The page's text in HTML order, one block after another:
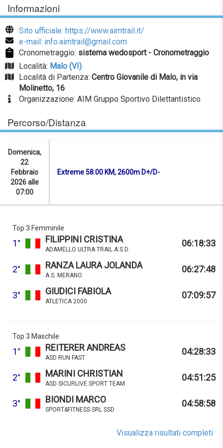
Informazioni
Sito ufficiale: https://www.aimtrail.it/
e-mail: info.aimtrail@gmail.com
Cronometraggio: sistema wedosport - Cronometraggio
Località: Malo (VI)
Località di Partenza: Centro Giovanile di Malo, in via
Molinetto, 16
Organizzazione: AIM Gruppo Sportivo Dilettantistico
Percorso/Distanza
Domenica,
22
Febbraio
2026 alle
07:00
Extreme 58.00 KM, 2600m D+/D-
Top 3 Femminile
1° FILIPPINI CRISTINA
ADAMELLO ULTRA TRAIL A.S.D.
06:18:33
2° RANZA LAURA JOLANDA
A.S. MERANO
06:27:48
3° GIUDICI FABIOLA
ATLETICA 2000
07:09:57
Top 3 Maschile
1° REITERER ANDREAS
ASD RUN FAST
04:28:33
2° MARINI CHRISTIAN
ASD SICURLIVE SPORT TEAM
04:51:25
3° BIONDI MARCO
SPORT&FITNESS SRL SSD
04:58:58
Visualizza risultati completi